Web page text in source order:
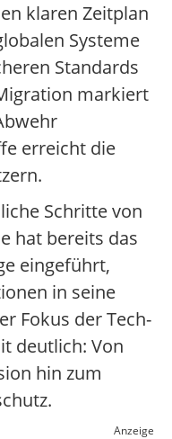
klaren Zeitplan
Systeme
Standards
markiert
erreicht die
Schritte von
hat bereits das
eingeführt,
in seine
Fokus der Tech-
deutlich: Von
hin zum
Anzeige